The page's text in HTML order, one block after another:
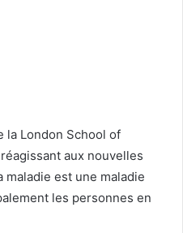
la London School of
aux nouvelles
est une maladie
les personnes en